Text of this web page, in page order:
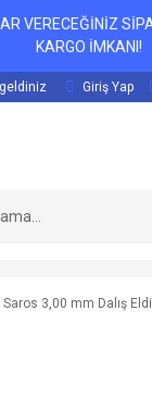
VERECEĞİNİZ
KARGO İMKANI!
Giriş Yap